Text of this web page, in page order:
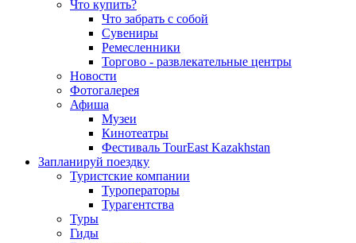
Что купить?
Что забрать с собой
Сувениры
Ремесленники
Торгово - развлекательные центры
Новости
Фотогалерея
Афиша
Музеи
Кинотеатры
Фестиваль TourEast Kazakhstan
Запланируй поездку
Туристские компании
Туроператоры
Турагентства
Туры
Гиды